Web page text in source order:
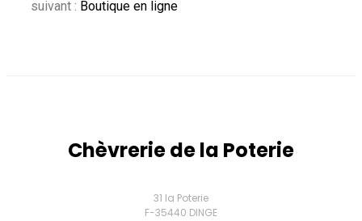
suivant : Boutique en ligne
Chèvrerie de la Poterie
31 la Poterie
F-35440 DINGE